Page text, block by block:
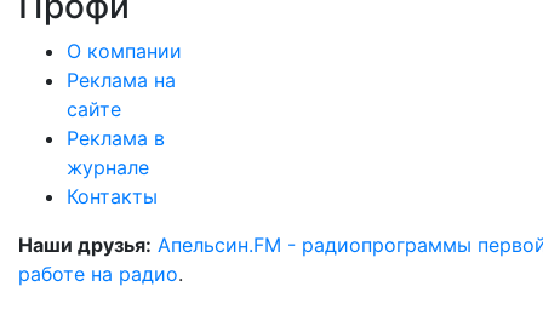
О компании
Реклама на
сайте
Реклама в
журнале
Контакты
Наши друзья: Апельсин.FM - радиопрограммы
работе на радио.